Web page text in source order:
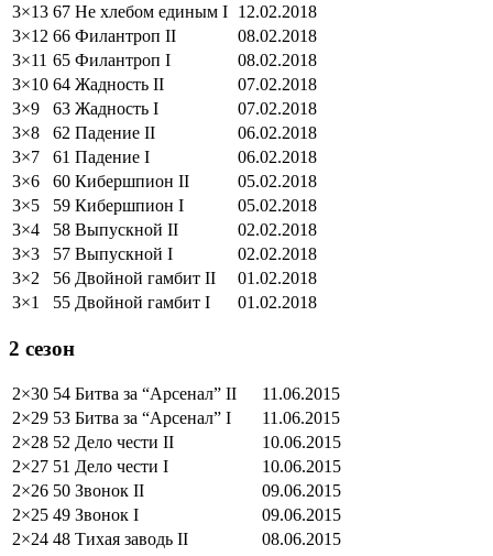
3×13 67 Не хлебом единым I 12.02.2018
3×12 66 Филантроп II
08.02.2018
3×11 65 Филантроп I
08.02.2018
3×10 64 Жадность II
07.02.2018
3×9
63 Жадность I
07.02.2018
3×8
62 Падение II
06.02.2018
3×7
61 Падение I
06.02.2018
3×6
60 Кибершпион II
05.02.2018
3×5
59 Кибершпион I
05.02.2018
3×4
58 Выпускной II
02.02.2018
3×3
57 Выпускной I
02.02.2018
3×2
56 Двойной гамбит II
01.02.2018
3×1
55 Двойной гамбит I 01.02.2018
2 сезон
2×30 54 Битва за “Арсенал” II
11.06.2015
2×29 53 Битва за “Арсенал” I
11.06.2015
2×28 52 Дело чести II
10.06.2015
2×27 51 Дело чести I
10.06.2015
2×26 50 Звонок II
09.06.2015
2×25 49 Звонок I
09.06.2015
2×24 48 Тихая заводь II
08.06.2015